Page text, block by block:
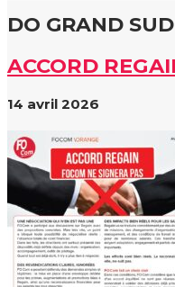
DO GRAND
ACCORD
14 avril 2026